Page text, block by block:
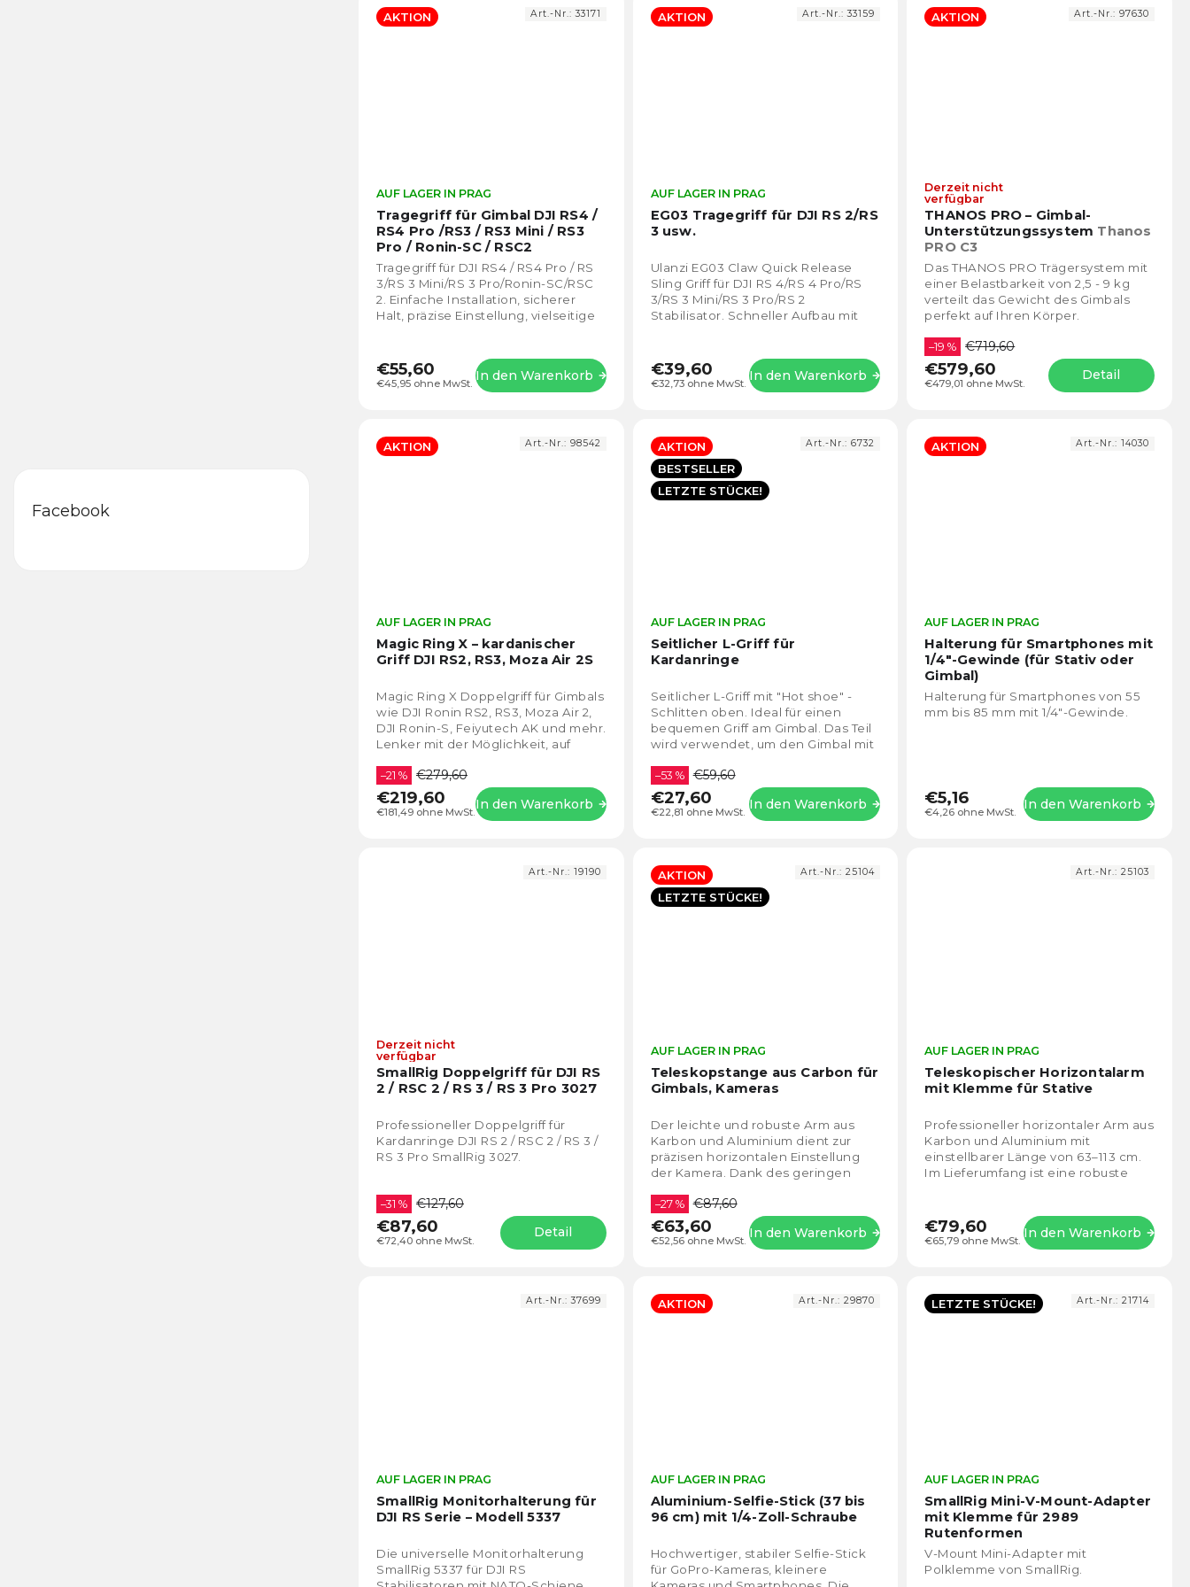
Facebook
AKTION
Tragegriff für Gimbal DJI RS4 /
RS4 Pro /RS3 / RS3 Mini / RS3
Pro / Ronin-SC / RSC2
durchschnittliche
Produktbewertung
Sternen.
AUF LAGER IN PRAG
€45,95 ohne MwSt.
€55,60 In den Warenkorb
Tragegriff für DJI RS4 / RS4 Pro / RS
3/RS 3 Mini/RS 3 Pro/Ronin-SC/RSC
2. Einfache Installation, sicherer
Halt, präzise Einstellung, vielseitige
Art.-Nr.:33171 AKTION
EG03 Tragegriff für DJI RS 2/RS
3 usw.
durchschnittliche
Produktbewertung
Sternen.
AUF LAGER IN PRAG
€32,73 ohne MwSt.
€39,60 In den Warenkorb
Ulanzi EG03 Claw Quick Release
Sling Griff für DJI RS 4/RS 4 Pro/RS
3/RS 3 Mini/RS 3 Pro/RS 2
Stabilisator. Schneller Aufbau mit
Art.-Nr.:33159 AKTION
THANOS PRO – Gimbal-
Unterstützungssystem Thanos
PRO C3
Derzeit nicht
verfügbar
€479,01 ohne MwSt.
–19 % €719,60
€579,60 Detail
Das THANOS PRO Trägersystem mit
einer Belastbarkeit von 2,5 - 9 kg
verteilt das Gewicht des Gimbals
perfekt auf Ihren Körper.
Art.-Nr.: 97630
AKTION
Magic Ring X – kardanischer
Griff DJI RS2, RS3, Moza Air 2S
durchschnittliche
Produktbewertung
Sternen.
AUF LAGER IN PRAG
€181,49 ohne MwSt.
–21 % €279,60
€219,60 In den Warenkorb
Magic Ring X Doppelgriff für Gimbals
wie DJI Ronin RS2, RS3, Moza Air 2,
DJI Ronin-S, Feiyutech AK und mehr.
Lenker mit der Möglichkeit, auf
Art.-Nr.: 98542
AKTION
BESTSELLER
LETZTE STÜCKE!
Seitlicher L-Griff für
Kardanringe
durchschnittliche
Produktbewertung
AUF LAGER IN PRAG
€22,81 ohne MwSt.
–53 % €59,60
€27,60 In den Warenkorb
Seitlicher L-Griff mit "Hot shoe" -
Schlitten oben. Ideal für einen
bequemen Griff am Gimbal. Das Teil
wird verwendet, um den Gimbal mit
einem...
Art.-Nr.:6732 AKTION
Halterung für Smartphones mit
1/4"-Gewinde (für Stativ oder
Gimbal)
AUF LAGER IN PRAG
€4,26 ohne MwSt.
€5,16 In den Warenkorb
Halterung für Smartphones von 55
mm bis 85 mm mit 1/4"-Gewinde.
Art.-Nr.: 14030
SmallRig Doppelgriff für DJI RS
2 / RSC 2 / RS 3 / RS 3 Pro 3027
durchschnittliche
Produktbewertung
Sternen.
Derzeit nicht
verfügbar
€72,40 ohne MwSt.
–31 % €127,60
€87,60 Detail
Professioneller Doppelgriff für
Kardanringe DJI RS 2 / RSC 2 / RS 3 /
RS 3 Pro SmallRig 3027.
Art.-Nr.: 19190
AKTION
LETZTE STÜCKE!
Teleskopstange aus Carbon für
Gimbals, Kameras
durchschnittliche
Produktbewertung
Sternen.
AUF LAGER IN PRAG
€52,56 ohne MwSt.
–27 % €87,60
€63,60 In den Warenkorb
Der leichte und robuste Arm aus
Karbon und Aluminium dient zur
präzisen horizontalen Einstellung
der Kamera. Dank des geringen
hohen Tragfähigkeit...
Art.-Nr.:25104
Teleskopischer Horizontalarm
mit Klemme für Stative
5,0
AUF LAGER IN PRAG
€65,79 ohne MwSt.
€79,60 In den Warenkorb
Professioneller horizontaler Arm aus
Karbon und Aluminium mit
einstellbarer Länge von 63–113 cm.
Im Lieferumfang ist eine robuste
Art.-Nr.: 25103
SmallRig Monitorhalterung für
DJI RS Serie – Modell 5337
durchschnittliche
Produktbewertung
AUF LAGER IN PRAG
Die universelle Monitorhalterung
SmallRig 5337 für DJI RS
Art.-Nr.:37699 AKTION
Aluminium-Selfie-Stick (37 bis
96 cm) mit 1/4-Zoll-Schraube
durchschnittliche
Produktbewertung
AUF LAGER IN PRAG
Hochwertiger, stabiler Selfie-Stick
für GoPro-Kameras, kleinere
Art.-Nr.:29870 LETZTE STÜCKE!
SmallRig Mini-V-Mount-Adapter
mit Klemme für 2989
Rutenformen
AUF LAGER IN PRAG
V-Mount Mini-Adapter mit
Polklemme von SmallRig.
Art.-Nr.: 21714